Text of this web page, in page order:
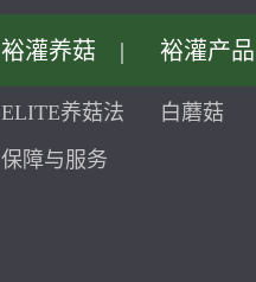
裕灌养菇 |
ELITE养菇法
保障与服务
裕灌产品
白蘑菇